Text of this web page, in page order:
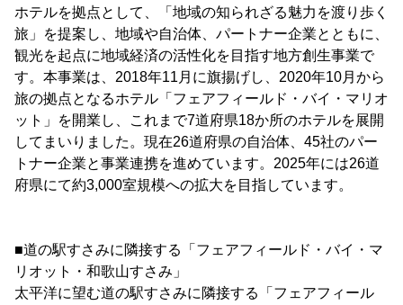
ホテルを拠点として、「地域の知られざる魅力を渡り歩く
旅」を提案し、地域や自治体、パートナー企業とともに、
観光を起点に地域経済の活性化を目指す地方創生事業で
す。本事業は、2018年11月に旗揚げし、2020年10月から
旅の拠点となるホテル「フェアフィールド・バイ・マリオ
ット」を開業し、これまで7道府県18か所のホテルを展開
してまいりました。現在26道府県の自治体、45社のパー
トナー企業と事業連携を進めています。2025年には26道
府県にて約3,000室規模への拡大を目指しています。
■道の駅すさみに隣接する「フェアフィールド・バイ・マ
リオット・和歌山すさみ」
太平洋に望む道の駅すさみに隣接する「フェアフィール